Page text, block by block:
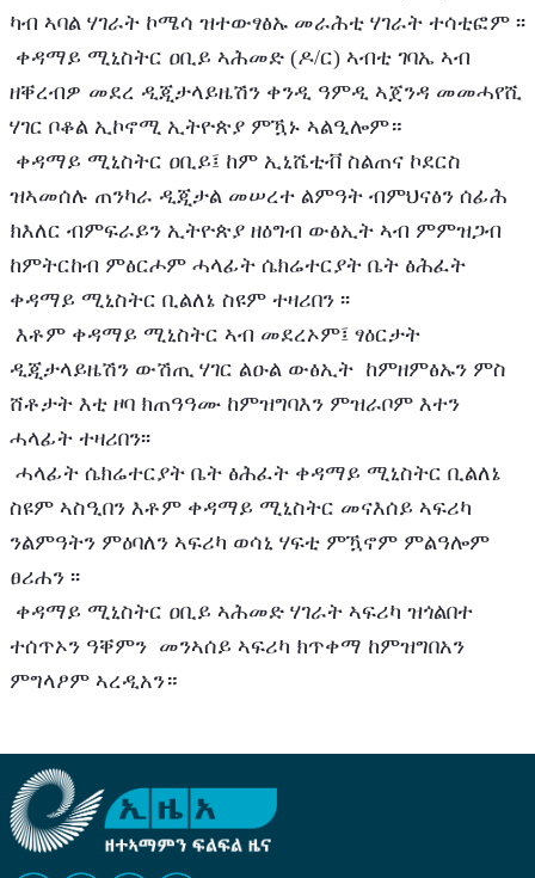
ካብ ኣባል ሃገራት ኮሜሳ ዝተውፃፅኡ መራሕቲ ሃገራት ተሳቲፎም ፡፡
ዘቐረብዎ መደረ ዲጂታላይዜሽን ቀንዲ ዓምዲ ኣጀንዳ መመሓየሺ
ሃገር ቦቆል ኢኮኖሚ ኢትዮጵያ ምዃኑ ኣልዒሎም።
ዝኣመሰሉ ጠንካራ ዲጂታል መሠረተ ልምዓት ብምህናፅን ሰፊሕ
ክእለር ብምፍራይን ኢትዮጵያ ዘዕግብ ውፅኢት ኣብ ምምዝጋብ
ከምትርከብ ምፅርሖም ሓላፊት ሴክሬተርያት ቤት ፅሕፈት
ቀዳማይ ሚኒስትር ቢልለኔ ስዩም ተዛሪበን ፡፡
ዲጂታላይዜሽን ውሽጢ ሃገር ልዑል ውፅኢት  ከምዘምፅኡን ምስ
ሸቶታት እቲ ዞባ ክጠዓዓሙ ከምዝግባእን ምዝራቦም እተን
ሓላፊት ተዛሪበን፡፡
ስዩም ኣስዒበን እቶም ቀዳማይ ሚኒስትር መናእሰይ ኣፍሪካ
ንልምዓትን ምዕባለን ኣፍሪካ ወሳኒ ሃፍቲ ምዃኖም ምልዓሎም
ፀሪሐን ፡፡
ተሰጥኦን ዓቐምን  መንኣሰይ ኣፍሪካ ክጥቀማ ከምዝግበአን
ምግላፆም ኣረዲአን።